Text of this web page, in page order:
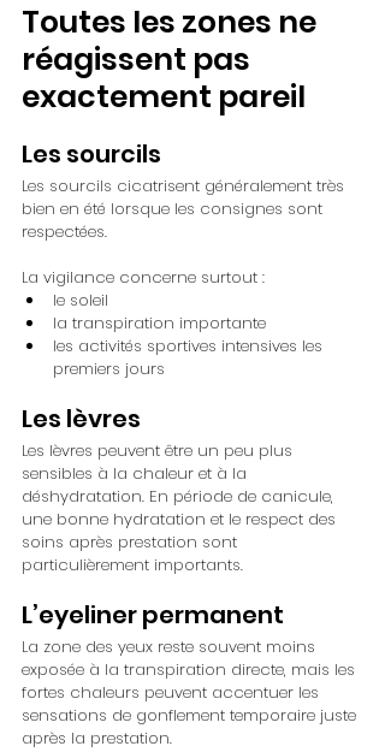
Toutes les zones ne
réagissent pas
exactement pareil
Les sourcils
Les sourcils cicatrisent généralement très
bien en été lorsque les consignes sont
respectées.
La vigilance concerne surtout :
le soleil
la transpiration importante
les activités sportives intensives les
premiers jours
Les lèvres
Les lèvres peuvent être un peu plus
sensibles à la chaleur et à la
déshydratation. En période de canicule,
une bonne hydratation et le respect des
soins après prestation sont
particulièrement importants.
L’eyeliner permanent
La zone des yeux reste souvent moins
exposée à la transpiration directe, mais les
fortes chaleurs peuvent accentuer les
sensations de gonflement temporaire juste
après la prestation.